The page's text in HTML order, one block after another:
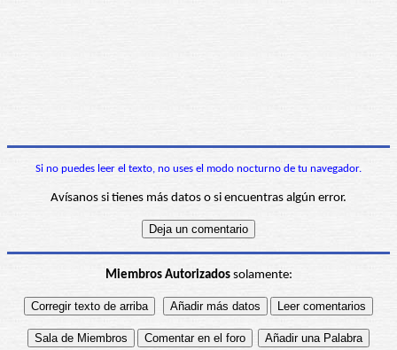
Si no puedes leer el texto, no uses el modo nocturno de tu navegador.
Avísanos si tienes más datos o si encuentras algún error.
Miembros Autorizadossolamente: